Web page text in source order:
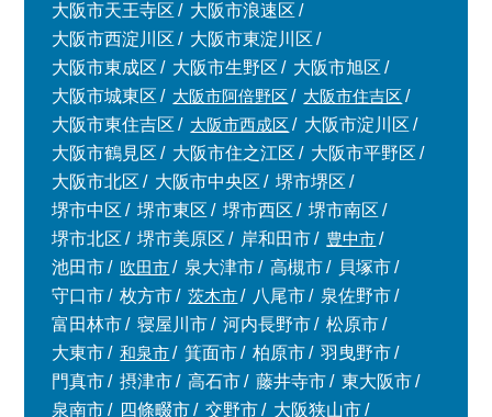
大阪市天王寺区
大阪市浪速区
大阪市西淀川区
大阪市東淀川区
大阪市東成区
大阪市生野区
大阪市旭区
大阪市城東区
大阪市阿倍野区
大阪市住吉区
大阪市東住吉区
大阪市西成区
大阪市淀川区
大阪市鶴見区
大阪市住之江区
大阪市平野区
大阪市北区
大阪市中央区
堺市堺区
堺市中区
堺市東区 堺市西区
堺市南区
堺市北区
堺市美原区 岸和田市
豊中市
池田市
吹田市 泉大津市 高槻市
貝塚市
守口市
枚方市 茨木市 八尾市
泉佐野市
富田林市
寝屋川市 河内長野市
松原市
大東市
和泉市 箕面市 柏原市
羽曳野市
門真市
摂津市 高石市 藤井寺市
東大阪市
泉南市
四條畷市 交野市 大阪狭山市